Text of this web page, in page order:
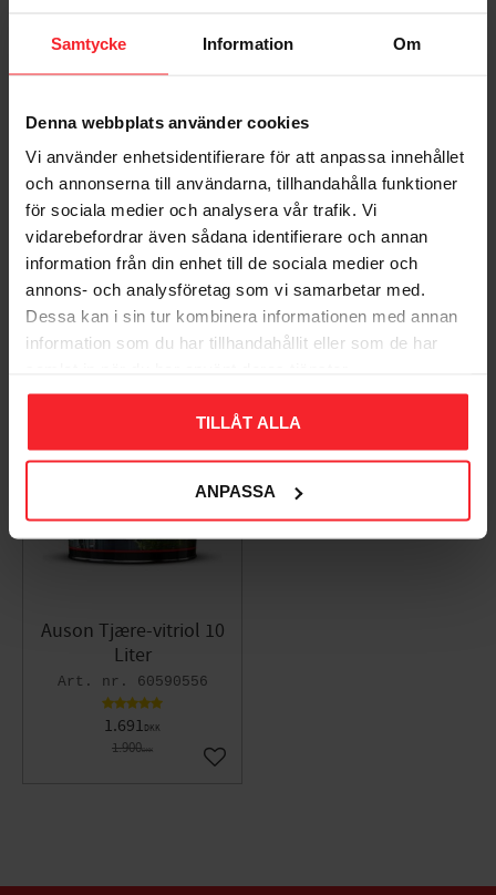
Samtycke Information Om
Denna webbplats använder cookies
Vi använder enhetsidentifierare för att anpassa innehållet
och annonserna till användarna, tillhandahålla funktioner
för sociala medier och analysera vår trafik. Vi
vidarebefordrar även sådana identifierare och annan
information från din enhet till de sociala medier och
annons- och analysföretag som vi samarbetar med.
Dessa kan i sin tur kombinera informationen med annan
information som du har tillhandahållit eller som de har
TILLÅT ALLA
ANPASSA
Bliv den første, der giver en bedømmelse.
Populära produkter
Auson Tjære-vitriol 10
Liter
60590556
1.691DKK
1.900DKK
11%
Gem som favorit